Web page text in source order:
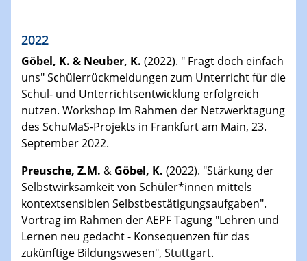
2022
Göbel, K. & Neuber, K. (2022). " Fragt doch einfach
uns" Schülerrückmeldungen zum Unterricht für die
Schul- und Unterrichtsentwicklung erfolgreich
nutzen. Workshop im Rahmen der Netzwerktagung
des SchuMaS-Projekts in Frankfurt am Main, 23.
September 2022.
Preusche, Z.M. & Göbel, K. (2022). "Stärkung der
Selbstwirksamkeit von Schüler*innen mittels
kontextsensiblen Selbstbestätigungsaufgaben".
Vortrag im Rahmen der AEPF Tagung "Lehren und
Lernen neu gedacht - Konsequenzen für das
zukünftige Bildungswesen", Stuttgart.